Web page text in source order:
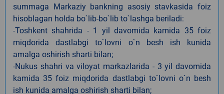
summaga Markaziy bankning asosiy stavkasida foiz
hisoblagan holda bo`lib-bo`lib to`lashga beriladi:
-Toshkent shahrida - 1 yil davomida kamida 35 foiz
miqdorida dastlabgi to`lovni o`n besh ish kunida
amalga oshirish sharti bilan;
-Nukus shahri va viloyat markazlarida - 3 yil davomida
kamida 35 foiz miqdorida dastlabgi to`lovni o`n besh
ish kunida amalga oshirish sharti bilan;